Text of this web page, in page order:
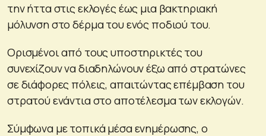
την ήττα στις εκλογές έως μια βακτηριακή
μόλυνση στο δέρμα του ενός ποδιού του.
Ορισμένοι από τους υποστηρικτές του
συνεχίζουν να διαδηλώνουν έξω από στρατώνες
σε διάφορες πόλεις, απαιτώντας επέμβαση του
στρατού ενάντια στο αποτέλεσμα των εκλογών.
Σύμφωνα με τοπικά μέσα ενημέρωσης, ο